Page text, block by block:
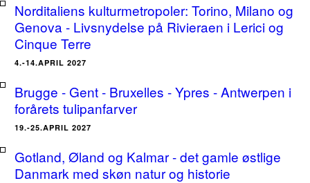
Norditaliens kulturmetropoler: Torino, Milano og
Genova - Livsnydelse på Rivieraen i Lerici og
Cinque Terre
4.-14.APRIL 2027
Brugge - Gent - Bruxelles - Ypres - Antwerpen i
forårets tulipanfarver
19.-25.APRIL 2027
Gotland, Øland og Kalmar - det gamle østlige
Danmark med skøn natur og historie